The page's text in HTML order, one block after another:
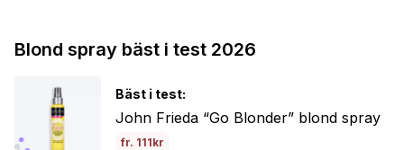
Blond spray bäst i test 2026
Bäst i test:
John Frieda “Go Blonder” blond spray
fr. 111kr